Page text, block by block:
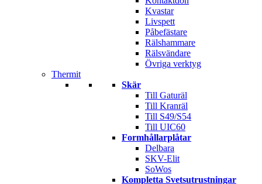
Kvastar
Livspett
Påbefästare
Rälshammare
Rälsvändare
Övriga verktyg
Thermit
Skär
Till Gaturäl
Till Kranräl
Till S49/S54
Till UIC60
Formhållarplåtar
Delbara
SKV-Elit
SoWos
Kompletta Svetsutrustningar